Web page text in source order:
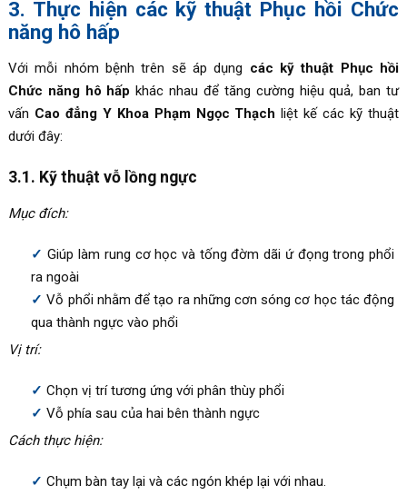
3. Thực hiện các kỹ thuật Phục hồi Chức
năng hô hấp
Với mỗi nhóm bệnh trên sẽ áp dụng các kỹ thuật Phục hồi
Chức năng hô hấp khác nhau để tăng cường hiệu quả, ban tư
vấn Cao đẳng Y Khoa Phạm Ngọc Thạch liệt kế các kỹ thuật
dưới đây:
3.1. Kỹ thuật vỗ lồng ngực
Mục đích:
Giúp làm rung cơ học và tống đờm dãi ứ đọng trong phổi
ra ngoài
Vỗ phổi nhằm để tạo ra những cơn sóng cơ học tác động
qua thành ngực vào phổi
Vị trí:
Chọn vị trí tương ứng với phân thùy phổi
Vỗ phía sau của hai bên thành ngực
Cách thực hiện:
Chụm bàn tay lại và các ngón khép lại với nhau.